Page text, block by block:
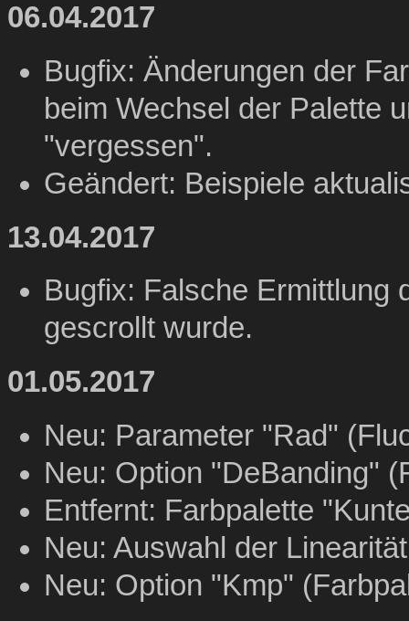
06.04.2017
Bugfix: Änderungen der
beim Wechsel der Palette
"vergessen".
Geändert: Beispiele
13.04.2017
Bugfix: Falsche Ermittlung
gescrollt wurde.
01.05.2017
Neu: Parameter "Rad"
Neu: Option "DeBanding"
Entfernt: Farbpalette
Neu: Auswahl der
Neu: Option "Kmp"